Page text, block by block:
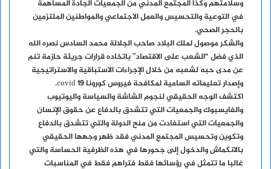
وسلامتهم وكذا المجتمع المدني من الجمعيات الجادة المساهمة
في التوعية والتحسيس والعمل الاجتماعي والمواطنين الملتزمين
بالحجر الصحي.
والشكر موصول لملك البلاد صاحب الجلالة محمد السادس نصره الله
الذي فضل “الشعب على الاقتصاد” باتخاده قرارات جريئة حازمة تنم
عن مدى حبه لشعبه من خلال الإجراءات الاستباقية والاستراتيجية
وإصدار تعليماته السامية لمكافحة فيروس كورونا covid 19.
اكتشف الوجه الحقيقي لنجوم الشاشة والسياسة واليوتيوب
والفايسبوك والجمعيات التي تتشدق بالدفاع عن حقوق الإنسان
والجمعيات التي استفادت من منح الدولة والتي تتشدق بالدفاع
وتكوين وتحسيس المجتمع المدني فقد ظهر وجهها الحقيقي
بالانكماش والدخول إلى جحورها في هذه الظرفية الحساسة والتي
غالبا ما تتمثل في رؤسائها فقط فتراهم فقط في المناسبات